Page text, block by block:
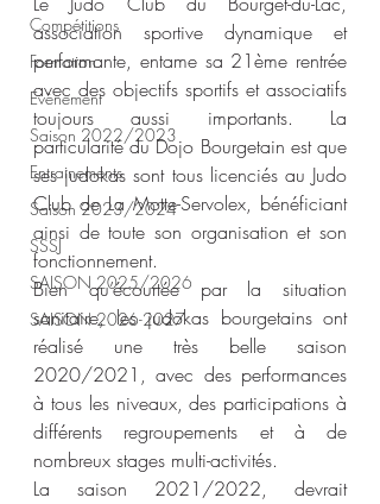
Compétitions
Formation
Evènement
Saison 2022/2023
Entrainements
Saison 2023/2024
SSSJ
SAISON 2025/2026
SAISON 2026-2027
association sportive dynamique et
performante, entame sa 21ème rentrée
avec des objectifs sportifs et associatifs
toujours aussi importants. La
particularité du Dojo Bourgetain est que
ses judokas sont tous licenciés au Judo
Club de La Motte-Servolex, bénéficiant
ainsi de toute son organisation et son
fonctionnement.
Bien qu’écourtée par la situation
sanitaire, les judokas bourgetains ont
réalisé une très belle saison
2020/2021, avec des performances
à tous les niveaux, des participations à
différents regroupements et à de
nombreux stages multi-activités.
La saison 2021/2022, devrait